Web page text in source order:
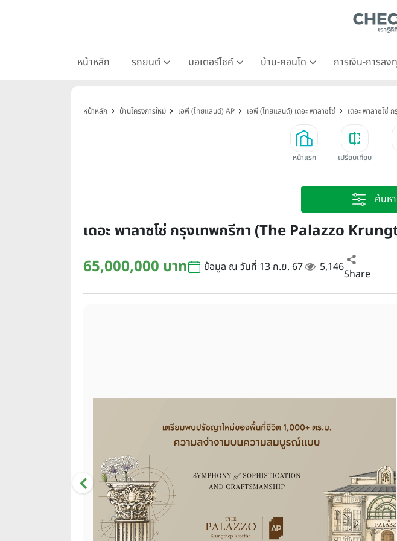
หน้าหลัก รถยนต์ มอเตอร์ไซค์ บ้าน-คอนโด การเงิน-การลง
หน้าหลัก บ้านโครงการใหม่ เอพี (ไทยแลนด์) AP เอพี (ไทยแลนด์) เดอะ พาลาซโซ่ เดอะ พาลาซโซ่
หน้าแรก เปรียบเทียบ
ค้นห
เดอะ พาลาซโซ่ กรุงเทพกรีฑา (The Palazzo
65,000,000 บาท
ข้อมูล ณ วันที่ 13 ก.ย. 67 5,146Share